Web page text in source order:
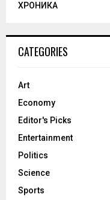
ХРОНИКА
CATEGORIES
Art
Economy
Editor's Picks
Entertainment
Politics
Science
Sports